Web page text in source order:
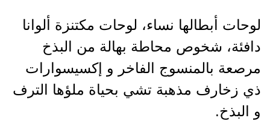
لوحات أبطالها نساء، لوحات مكتنزة ألوانا
دافئة، شخوص محاطة بهالة من البذخ
مرصعة بالمنسوج الفاخر و إكسيسوارات
ذي زخارف مذهبة تشي بحياة ملؤها الترف
و البذخ.